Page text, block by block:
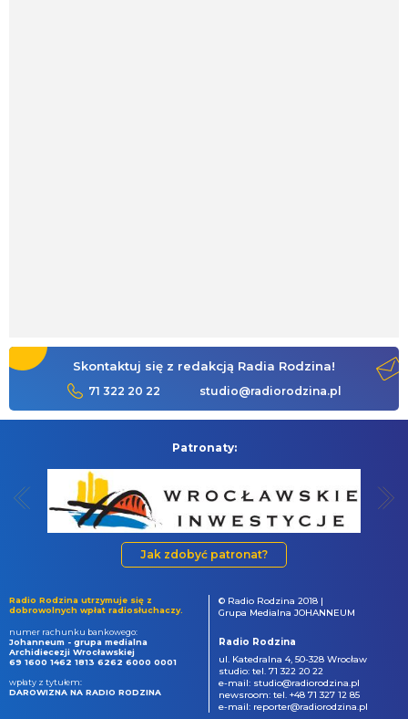
Skontaktuj się z redakcją Radia Rodzina!
71 322 20 22 studio@radiorodzina.pl
Patronaty:
Jak zdobyć patronat?
Radio Rodzina utrzymuje się z
dobrowolnych wpłat radiosłuchaczy.
numer rachunku bankowego:
Johanneum - grupa medialna
Archidiecezji Wrocławskiej
69 1600 1462 1813 6262 6000 0001
wpłaty z tytułem:
DAROWIZNA NA RADIO RODZINA
© Radio Rodzina 2018 |
Grupa Medialna JOHANNEUM
Radio Rodzina
ul. Katedralna 4, 50-328 Wrocław
studio: tel. 71 322 20 22
e-mail: studio@radiorodzina.pl
newsroom: tel. +48 71 327 12 85
e-mail: reporter@radiorodzina.pl